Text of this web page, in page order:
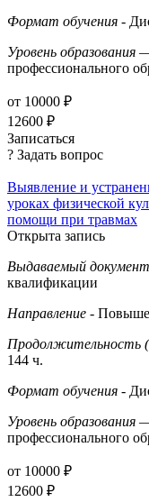
Формат обучения -
Уровень образования —
профессионального
от 10000 ₽
12600 ₽
Записаться
? Задать вопрос
Выявление и
уроках физической
помощи при травмах
Открыта запись
Выдаваемый документ
квалификации
Направление -
Продолжительность
144 ч.
Формат обучения -
Уровень образования —
профессионального
от 10000 ₽
12600 ₽